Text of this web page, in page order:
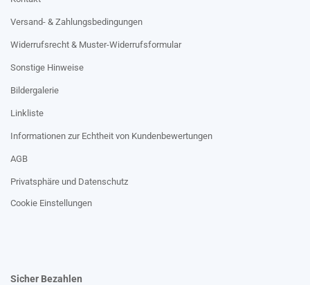
Versand- & Zahlungsbedingungen
Widerrufsrecht & Muster-Widerrufsformular
Sonstige Hinweise
Bildergalerie
Linkliste
Informationen zur Echtheit von Kundenbewertungen
AGB
Privatsphäre und Datenschutz
Cookie Einstellungen
Sicher Bezahlen